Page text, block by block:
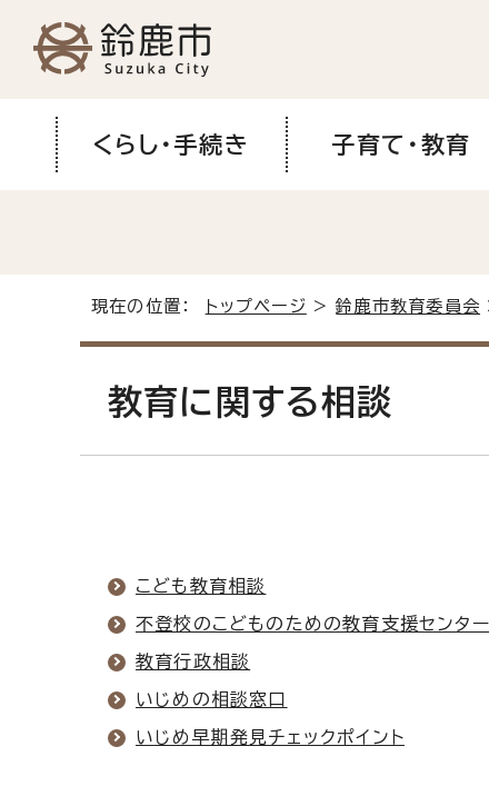
くらし・手続き 子育て・教育
現在の位置： トップページ >鈴鹿市教育委員会
教育に関する相談
こども教育相談
不登校のこどものための教育支援センター
教育行政相談
いじめの相談窓口
いじめ早期発見チェックポイント